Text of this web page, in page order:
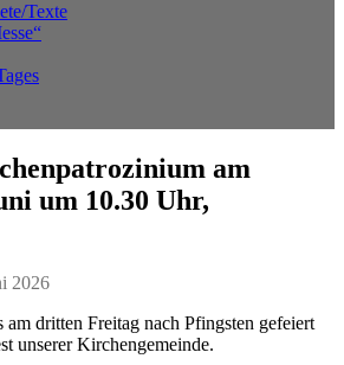
Texte
am
um 10.30 Uhr,
2026
am dritten Freitag nach Pfingsten gefeiert
unserer Kirchengemeinde.